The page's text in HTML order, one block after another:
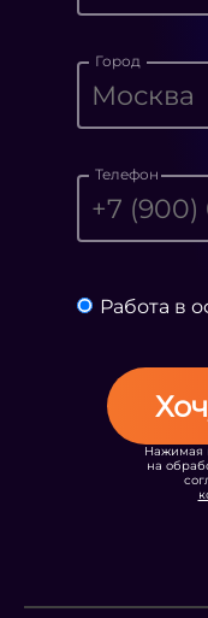
Город
Телефон
Работа в
Нажимая
на